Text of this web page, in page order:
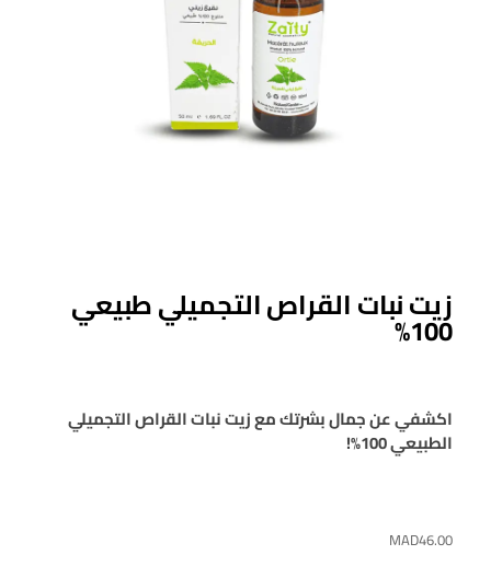
زيت نبات القراص التجميلي طبيعي
100%
اكشفي عن جمال بشرتك مع زيت نبات القراص التجميلي
الطبيعي 100%!
MAD46.00